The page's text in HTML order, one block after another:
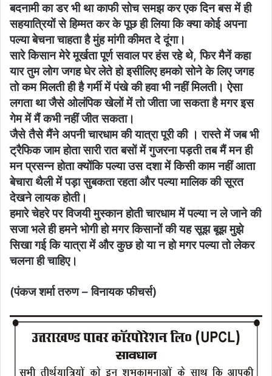
बदनामी का डर भी था काफी सोच समझ कर एक दिन बस में ही
सहयात्रियों से हिम्मत कर के पूछ ही लिया कि क्या कोई अपना
पल्या बेचना चाहता है मुंह मांगी कीमत दे दूंगा।
सारे किसान मेरे मूर्खता पूर्ण सवाल पर हंस रहे थे, फिर मैनें कहा
यार तुम लोग जगह घेर लेते हो इसीलिए हमको सोने के लिए जगह
तो कम मिलती ही है गर्मी में पंखे की हवा भी नहीं मिलती। ऐसा
लगता था जैसे ओलंपिक खेलों में तो जीता जा सकता है मगर इस
गेम में मैं कभी नहीं जीत सकता।
जैसे तैसे मैंने अपनी चारधाम की यात्रा पूरी की । रास्ते में जब भी
ट्रैफिक जाम होता सारी रात बसों में गुजरना पड़ती तब मैं मन ही
मन प्रसन्न होता क्योंकि पल्या उस दशा में किसी काम नहीं आता
बेचारा थैली में पड़ा सुबकता रहता और पल्या मालिक की सूरत
देखने लायक होती।
हमारे चेहरे पर विजयी मुस्कान होती चारधाम में पल्या न ले जाने की
सजा भले ही हमने भोगी हो मगर किसानों की यह सूझ बूझ मुझे
सिखा गई कि यात्रा में और कुछ हो या न हो मगर पल्या तो लेकर
चलना ही चाहिए।
(पंकज शर्मा तरुण – विनायक फीचर्स)